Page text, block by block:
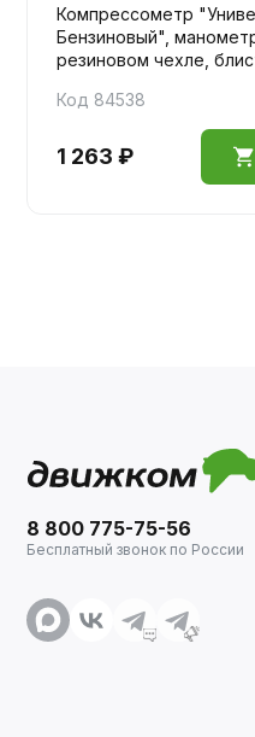
Компрессометр
Бензиновый",
резиновом чехле,
Код 84538
1 263 ₽
8 800 775-75-56
Бесплатный звонок по России